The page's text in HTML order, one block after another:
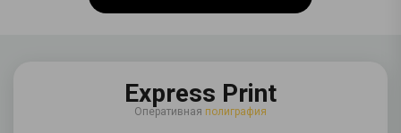
Express Print
Оперативная полиграфия